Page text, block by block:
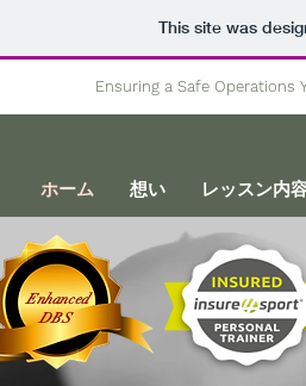
This site was
Ensuring a Safe
ホーム 想い レッスン内
Enhanced
DBS